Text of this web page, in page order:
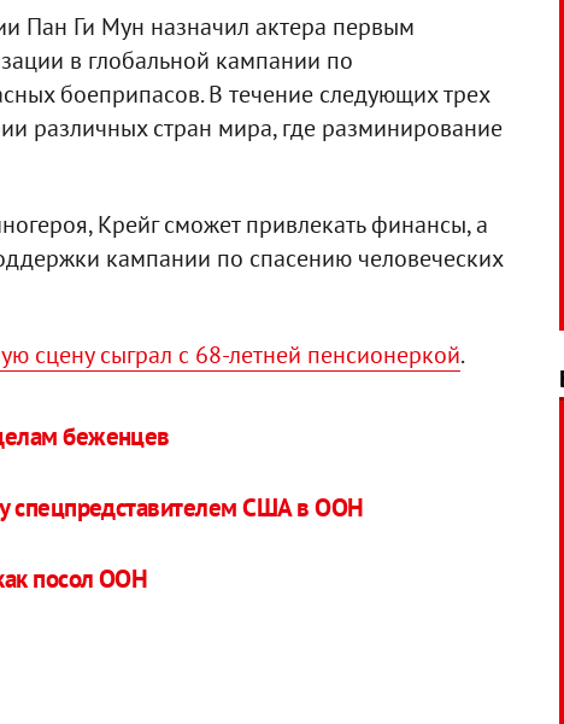
Пан Ги Мун назначил актера первым
в глобальной кампании по
боеприпасов. В течение следующих трех
различных стран мира, где разминирование
Крейг сможет привлекать финансы, а
кампании по спасению человеческих
сцену сыграл с 68-летней пенсионеркой.
беженцев
спецпредставителем США в ООН
посол ООН